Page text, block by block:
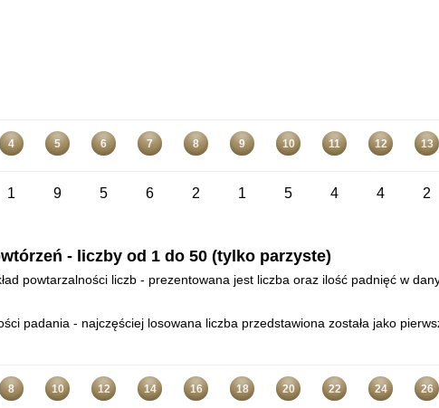
4 5 6 7 8 9 10 11 12 13
1 9 5 6 2 1 5 4 4 2
- liczby od 1 do 50 (tylko parzyste)
powtarzalności liczb - prezentowana jest liczba oraz ilość padnięć w
padania - najczęściej losowana liczba przedstawiona została jako
8 10 12 14 16 18 20 22 24 26